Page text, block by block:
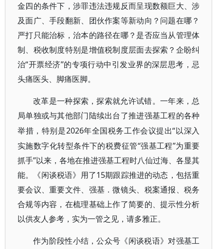
金四的条件下，涉罪违法违规反而呈现数额巨大、涉
及面广、手段翻新、团伙作案等新动向？问题在哪？
严打只能治标，治本的路径在哪？是否应当从管理体
制、税收制度特别是增值税制度层面去探索？企盼纠
治“开票经济”的专项行动中引发业界的深层思考，忌
头痛医头、脚痛医脚。
改革是一种探索，探索就允许试错。一年来，总
局单独或与其他部门陆续出台了推进强基工程的各种
举措，特别是2026年全国税务工作会议提出“以深入
实施数字化转型条件下的税费征管“强基工程”为重要
抓手”以来，各地在推进强基工程时八仙过海、各显其
能。《闲谈税语》用了15期跟踪推进的动态，包括重
要会议、重要文件、强基．微镜头、税案通报、税务
合规等内容，在梳理基础上作了简要的、提示性分析
以供友人参考，实为一管之见，请多雅正。
作为阶段性小结，公众号《闲谈税语》对强基工